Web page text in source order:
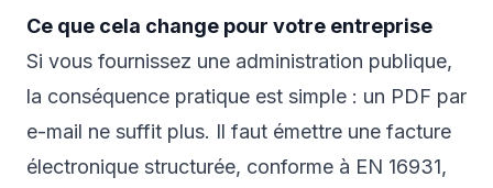
Ce que cela change pour votre entreprise
Si vous fournissez une administration publique,
la conséquence pratique est simple : un PDF par
e-mail ne suffit plus. Il faut émettre une facture
électronique structurée, conforme à EN 16931,